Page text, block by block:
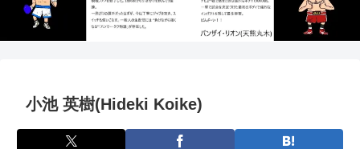
小池 英樹(Hideki Koike)